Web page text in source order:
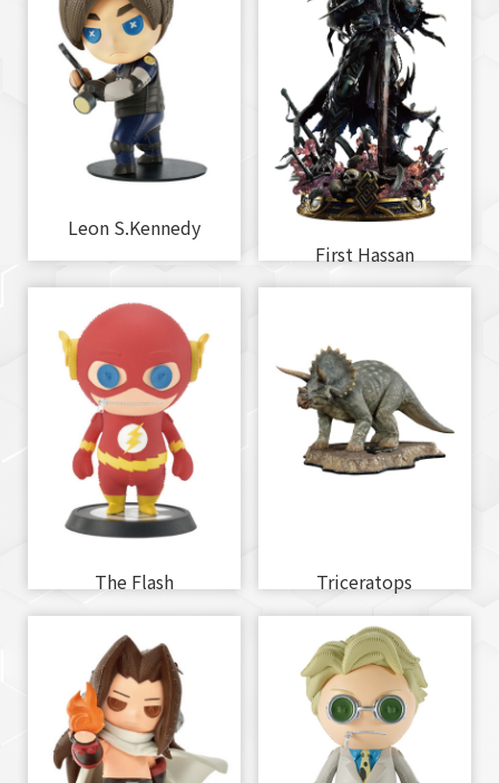
Leon S.Kennedy
First Hassan
The Flash Triceratops